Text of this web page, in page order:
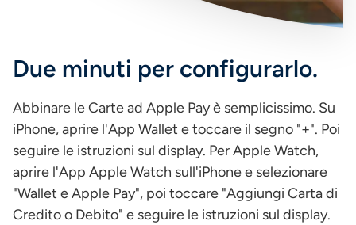
Due minuti per configurarlo.
Abbinare le Carte ad Apple Pay è semplicissimo. Su
iPhone, aprire l'App Wallet e toccare il segno "+". Poi
seguire le istruzioni sul display. Per Apple Watch,
aprire l'App Apple Watch sull'iPhone e selezionare
"Wallet e Apple Pay", poi toccare "Aggiungi Carta di
Credito o Debito" e seguire le istruzioni sul display.